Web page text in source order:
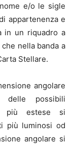
e/o le sigle
appartenenza e
in un riquadro a
nella banda a
Stellare.
angolare
possibili
più estese si
più luminosi od
angolare si